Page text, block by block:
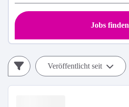
Jobs finden
Veröffentlicht seit